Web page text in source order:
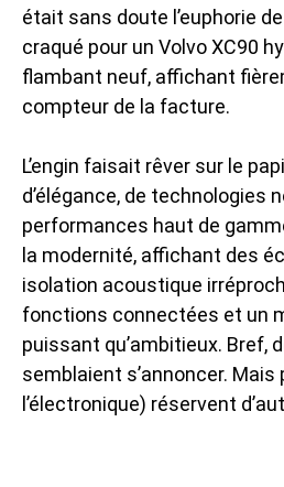
était sans doute l’euphorie
craqué pour un Volvo XC90
flambant neuf, affichant
compteur de la facture.
L’engin faisait rêver sur le
d’élégance, de technologies
performances haut de
la modernité, affichant des
isolation acoustique
fonctions connectées et un
puissant qu’ambitieux. Bref,
semblaient s’annoncer. Mais
l’électronique) réservent